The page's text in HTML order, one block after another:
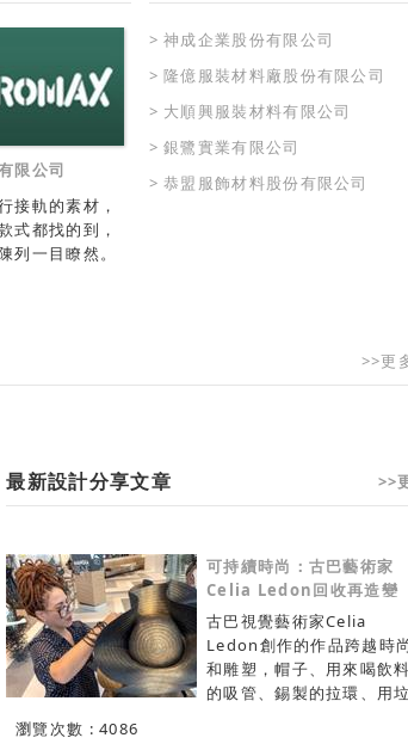
限公司
接軌的素材，
式都找的到，
列一目瞭然。
> 神成企業股份有限公司
> 隆億服裝材料廠股份有限公司
> 大順興服裝材料有限公司
> 銀鷺實業有限公司
> 恭盟服飾材料股份有限公司
>>更
最新設計分享文章 >>
可持續時尚：古巴藝術家
Celia Ledon回收再造變
廢為寶
古巴視覺藝術家Celia
Ledon創作的作品跨越時
和雕塑，帽子、用來喝飲料
的吸管、錫製的拉環、用垃
瀏覽次數 : 4086